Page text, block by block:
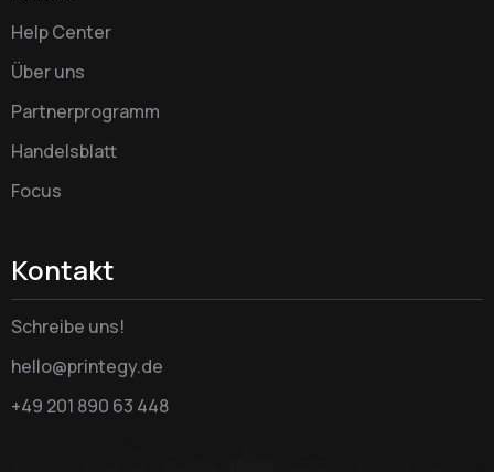
Help Center
Über uns
Partnerprogramm
Handelsblatt
Focus
Kontakt
Schreibe uns!
hello@printegy.de
+49 201 890 63 448